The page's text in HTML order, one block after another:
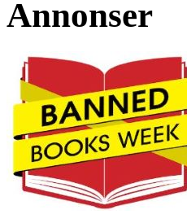
Annonser